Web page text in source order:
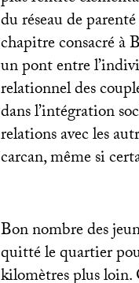
du réseau de
chapitre consacré à
un pont entre
relationnel des
dans l’intégration
relations avec les
carcan, même si
Bon nombre des
quitté le quartier